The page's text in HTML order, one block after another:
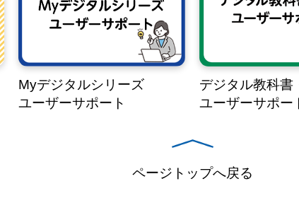
Myデジタルシリーズ
ユーザーサポート
デジタル教科書
ユーザーサポー
ページトップへ戻る